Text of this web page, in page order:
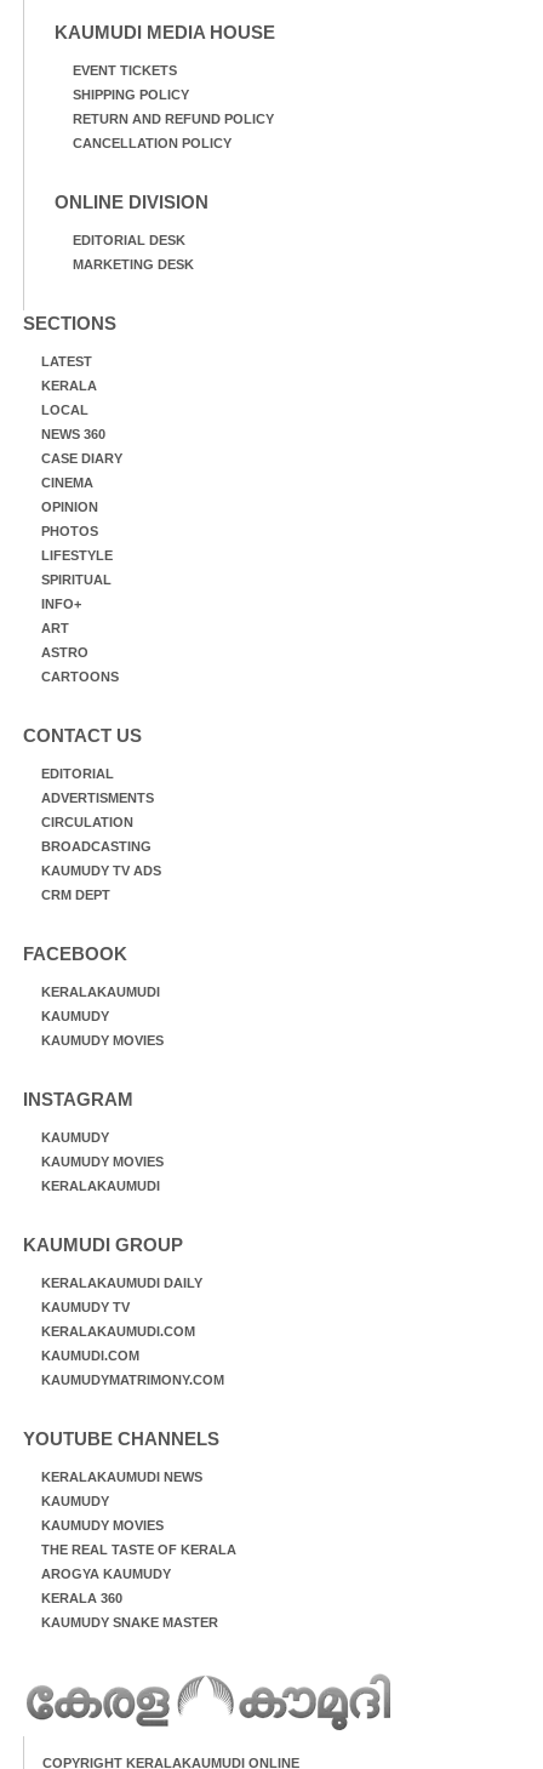
KAUMUDI MEDIA HOUSE
EVENT TICKETS
SHIPPING POLICY
RETURN AND REFUND POLICY
CANCELLATION POLICY
ONLINE DIVISION
EDITORIAL DESK
MARKETING DESK
SECTIONS
LATEST
KERALA
LOCAL
NEWS 360
CASE DIARY
CINEMA
OPINION
PHOTOS
LIFESTYLE
SPIRITUAL
INFO+
ART
ASTRO
CARTOONS
CONTACT US
EDITORIAL
ADVERTISMENTS
CIRCULATION
BROADCASTING
KAUMUDY TV ADS
CRM DEPT
FACEBOOK
KERALAKAUMUDI
KAUMUDY
KAUMUDY MOVIES
INSTAGRAM
KAUMUDY
KAUMUDY MOVIES
KERALAKAUMUDI
KAUMUDI GROUP
KERALAKAUMUDI DAILY
KAUMUDY TV
KERALAKAUMUDI.COM
KAUMUDI.COM
KAUMUDYMATRIMONY.COM
YOUTUBE CHANNELS
KERALAKAUMUDI NEWS
KAUMUDY
KAUMUDY MOVIES
THE REAL TASTE OF KERALA
AROGYA KAUMUDY
KERALA 360
KAUMUDY SNAKE MASTER
COPYRIGHT KERALAKAUMUDI ONLINE